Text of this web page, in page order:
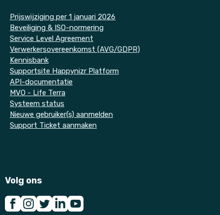
Prijswijziging per 1 januari 2026
Beveiliging & ISO-normering
Service Level Agreement
Verwerkersovereenkomst (AVG/GDPR)
Kennisbank
Supportsite Happynizr Platform
API-documentatie
MVO - Life Terra
Systeem status
Nieuwe gebruiker(s) aanmelden
Support Ticket aanmaken
Volg ons